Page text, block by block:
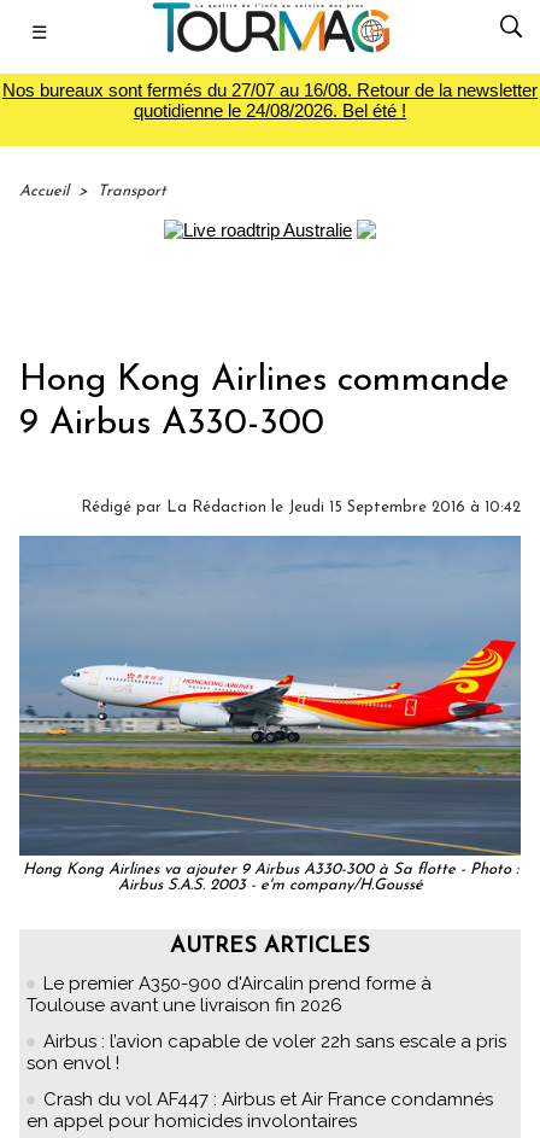
☰
Nos bureaux sont fermés du 27/07 au 16/08. Retour de la newsletter
quotidienne le 24/08/2026. Bel été !
Accueil > Transport
Hong Kong Airlines commande
9 Airbus A330-300
Rédigé par La Rédaction le Jeudi 15 Septembre 2016 à 10:42
Hong Kong Airlines va ajouter 9 Airbus A330-300 à Sa flotte - Photo :
Airbus S.A.S. 2003 - e'm company/H.Goussé
AUTRES ARTICLES
Le premier A350-900 d'Aircalin prend forme à
Toulouse avant une livraison fin 2026
Airbus : l’avion capable de voler 22h sans escale a pris
son envol !
Crash du vol AF447 : Airbus et Air France condamnés
en appel pour homicides involontaires